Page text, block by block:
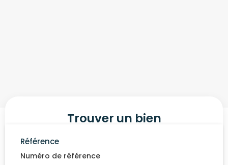
Trouver un bien
Référence